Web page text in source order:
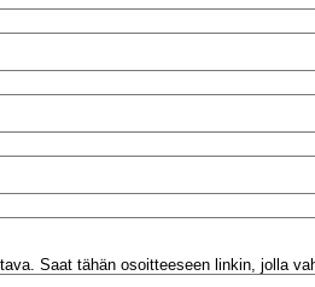
Saat tähän osoitteeseen linkin, jolla